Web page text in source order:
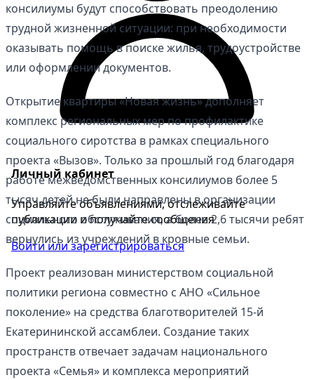
Личный кабинет
Управляйте объявлениями, отслеживайте
публикации и получайте сообщения
Войти или зарегистрироваться
консилиумы будут способствовать преодолению
трудной жизненной ситуации: при необходимости
оказывать помощь в поиске жилья, трудоустройстве
или оформлении документов.
Открытие квартиры «Новая жизнь» дополняет
комплекс региональных мер по профилактике
социального сиротства в рамках специального
проекта «Вызов». Только за прошлый год благодаря
работе межведомственных консилиумов более 5
тысяч детей не были направлены в организации
социального обслуживания, а более 2,6 тысячи ребят
вернулись из учреждений в кровные семьи.
Проект реализован министерством социальной
политики региона совместно с АНО «Сильное
поколение» на средства благотворителей 15-й
Екатерининской ассамблеи. Создание таких
пространств отвечает задачам национального
проекта «Семья» и комплекса мероприятий